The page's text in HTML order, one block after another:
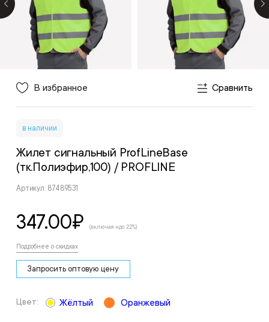
В избранное Сравнить
в наличии
Жилет сигнальный ProfLineBase
(тк.Полиэфир,100) / PROFLINE
Артикул: 87489531
347.00₽ (включая ндс 22%)
Подробнее о скидках
Запросить оптовую цену
Цвет: Жёлтый Оранжевый